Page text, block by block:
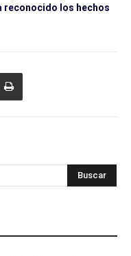
reconocido los hechos
Buscar